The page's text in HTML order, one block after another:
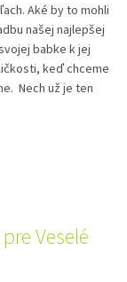
Aké by to mohli
našej najlepšej
babke k jej
keď chceme
Nech už je ten
Veselé